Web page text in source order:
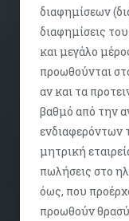
διαφημίσεων
διαφημίσεις
και μεγάλο
προωθούνται
αν και τα
βαθμό από την
ενδιαφερόντων
μητρική
πωλήσεις στο
όως, που
προωθούν